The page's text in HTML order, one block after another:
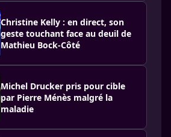
Christine Kelly : en direct, son
geste touchant face au deuil de
Mathieu Bock-Côté
Michel Drucker pris pour cible
par Pierre Ménès malgré la
maladie